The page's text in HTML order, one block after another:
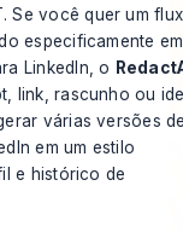
Se você quer um
especificamente em
LinkedIn, o
link, rascunho ou
várias versões
em um estilo
e histórico de